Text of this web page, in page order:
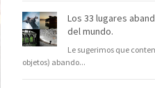
Los 33 lugares
del mundo.
Le sugerimos que
objetos) abando...